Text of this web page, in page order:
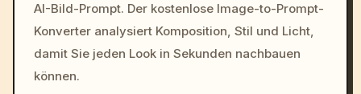
colors, 8k --v 6.0
AI-Bild-Prompt. Der kostenlose Image-to-Prompt-
Konverter analysiert Komposition, Stil und Licht,
damit Sie jeden Look in Sekunden nachbauen
können.